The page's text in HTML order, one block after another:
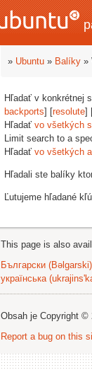
» Ubuntu » Balíky »
Hľadať v konkrétnej
backports] [resolute]
Hľadať vo všetkých
Limit search to a
Hľadať vo všetkých
Hľadali ste balíky
Ľutujeme hľadané
This page is also
Български (Bəlgarski)
українська
Obsah je Copyright ©
Report a bug on this